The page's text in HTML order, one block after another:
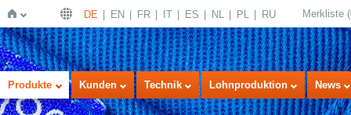
Startseite
DE EN FR IT ES NL PL RU Merkliste (
Produkte Kunden Technik Lohnproduktion News